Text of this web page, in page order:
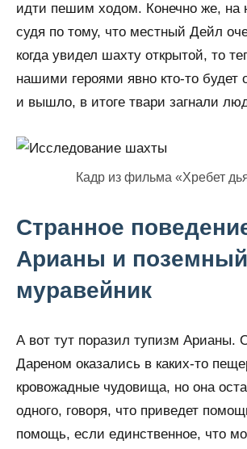
идти пешим ходом. Конечно же, на
судя по тому, что местный Дейл
когда увидел шахту открытой, то
нашими героями явно кто-то будет
и вышло, в итоге твари загнали
Кадр из фильма «Хребет
Странное
Арианы и поземный
муравейник
А вот тут поразил тупизм Арианы.
Дареном оказались в каких-то
кровожадные чудовища, но она
одного, говоря, что приведет
помощь, если единственное, что